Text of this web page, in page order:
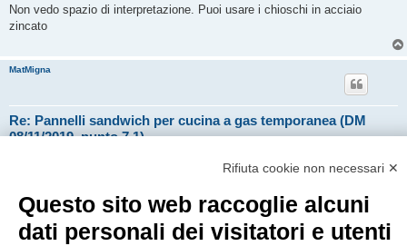
s
a
i
o
Non vedo spazio di interpretazione. Puoi usare i chioschi in acciaio
zincato
MatMigna
Re: Pannelli sandwich per cucina a gas temporanea (DM
08/11/2019, punto 7.1)
a
g
i
o
La committenza era interessata all'acquisto di questi pannelli modulari,
ma a quanto pare non ci sono i presupposti per l'applicazione in una
cucina a gas.
Le alternative sono o box zincati oppure fissa in mattoni.
Rifiuta cookie non necessari ✕
Questo sito web raccoglie alcuni
dati personali dei visitatori e utenti